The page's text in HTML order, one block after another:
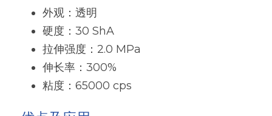
杀菌防腐和罐内保护剂
增稠剂和分散剂
纺织助剂
白炭黑
粉末涂料树脂
硅油
外观：透明
硬度：30 ShA
拉伸强度：2.0 MPa
伸长率：300%
粘度：65000 cps